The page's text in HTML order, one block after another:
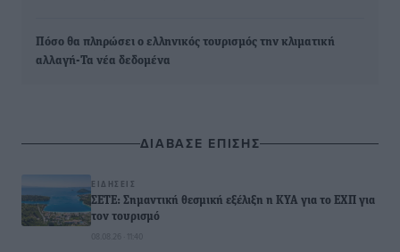
Πόσο θα πληρώσει ο ελληνικός τουρισμός την κλιματική
αλλαγή-Τα νέα δεδομένα
ΔΙΑΒΑΣΕ ΕΠΙΣΗΣ
ΕΙΔΉΣΕΙΣ
ΣΕΤΕ: Σημαντική θεσμική εξέλιξη η ΚΥΑ για το ΕΧΠ για
τον τουρισμό
08.08.26 · 11:40